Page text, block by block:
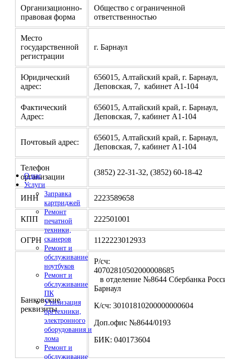
О нас
Услуги
Заправка
картриджей
Ремонт
печатной
техники,
сканеров
Ремонт и
обслуживание
ноутбуков
Ремонт и
обслуживание
ПК
Утилизация
оргтехники,
электронного
оборудования и
лома
Ремонт и
обслуживание
Организационно-
правовая форма
Общество с ограниченной
ответственностью
Место
государственной
регистрации
г. Барнаул
Юридический
адрес:
656015, Алтайский край, г. Барнаул,
Деповская, 7, кабинет А1-104
Фактический
Адрес:
656015, Алтайский край, г. Барнаул,
Деповская, 7, кабинет А1-104
Почтовый адрес:
656015, Алтайский край, г. Барнаул,
Деповская, 7, кабинет А1-104
Телефон
организации
(3852) 22-31-32, (3852) 60-18-42
ИНН 2223589658
КПП 222501001
ОГРН 1122223012933
Банковские
реквизиты
Р/сч:
в отделение №8644 Сбербанка
Барнаул
К/сч: 30101810200000000604
Доп.офис №8644/0193
БИК: 040173604